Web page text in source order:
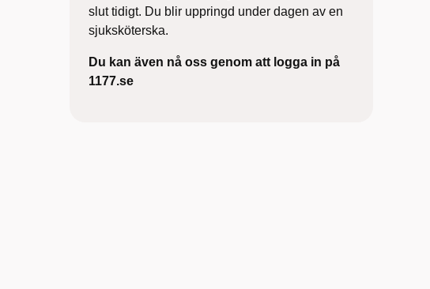
slut tidigt. Du blir uppringd under dagen av en
sjuksköterska.
Du kan även nå oss genom att logga in på
1177.se